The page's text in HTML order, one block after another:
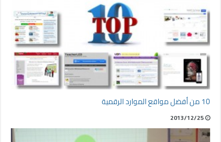
10 من أفضل مواقع الموارد الرقمية
2013/12/25